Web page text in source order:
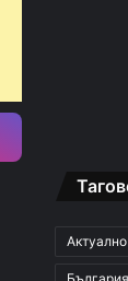
Актуално